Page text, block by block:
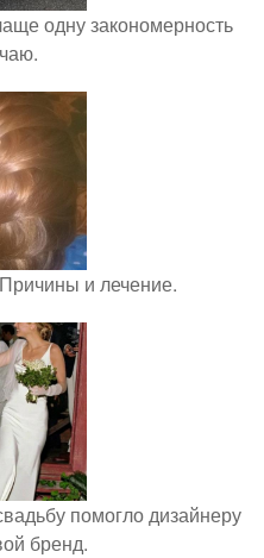
одну закономерность
и лечение.
помогло дизайнеру
бренд.